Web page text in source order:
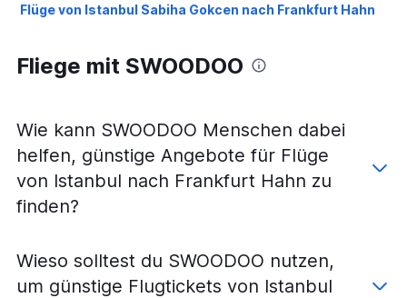
Flüge von Istanbul Sabiha Gokcen nach Frankfurt Hahn
Fliege mit SWOODOO
Wie kann SWOODOO Menschen dabei
helfen, günstige Angebote für Flüge
von Istanbul nach Frankfurt Hahn zu
finden?
Wieso solltest du SWOODOO nutzen,
um günstige Flugtickets von Istanbul